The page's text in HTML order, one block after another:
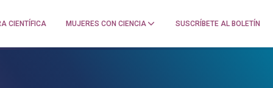
CIENTÍFICA MUJERES CON CIENCIA SUSCRÍBETE AL BOLETÍN